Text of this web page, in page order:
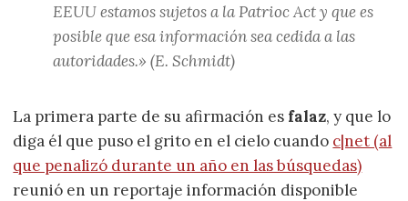
EEUU estamos sujetos a la Patrioc Act y que es
posible que esa información sea cedida a las
autoridades.» (E. Schmidt)
La primera parte de su afirmación es falaz, y que lo
diga él que puso el grito en el cielo cuando c|net (al
que penalizó durante un año en las búsquedas)
reunió en un reportaje información disponible